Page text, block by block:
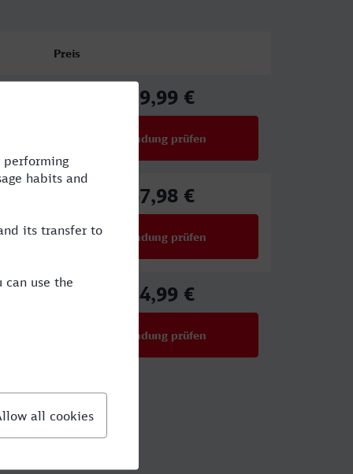
Preis
59,99 €
Verbindung prüfen
67,98 €
Verbindung prüfen
34,99 €
Verbindung prüfen